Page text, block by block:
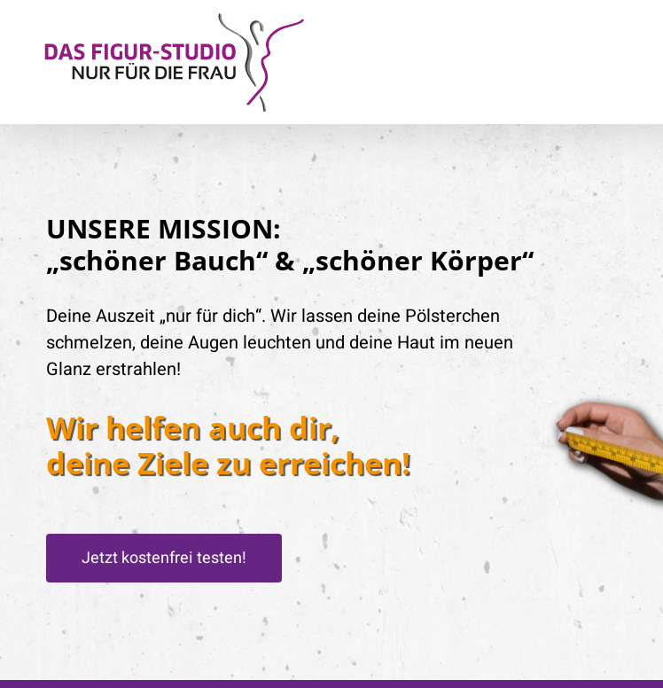
UNSERE MISSION:
„schöner Bauch“ & „schöner Körper“
Deine Auszeit „nur für dich“. Wir lassen deine Pölsterchen
schmelzen, deine Augen leuchten und deine Haut im neuen
Glanz erstrahlen!
Wir helfen auch dir,
deine Ziele zu erreichen!
Jetzt kostenfrei testen!